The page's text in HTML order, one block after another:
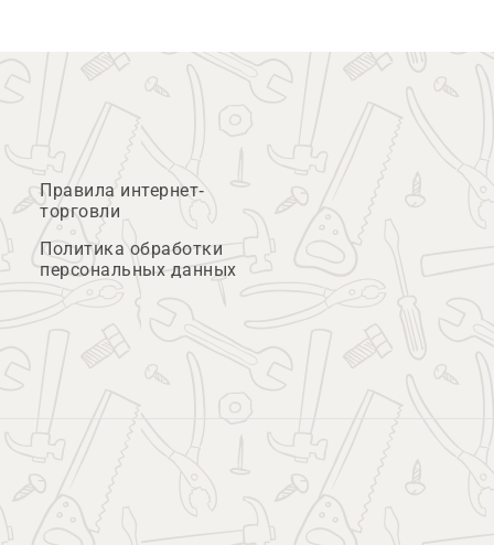
Правила интернет-
торговли
Политика обработки
персональных данных